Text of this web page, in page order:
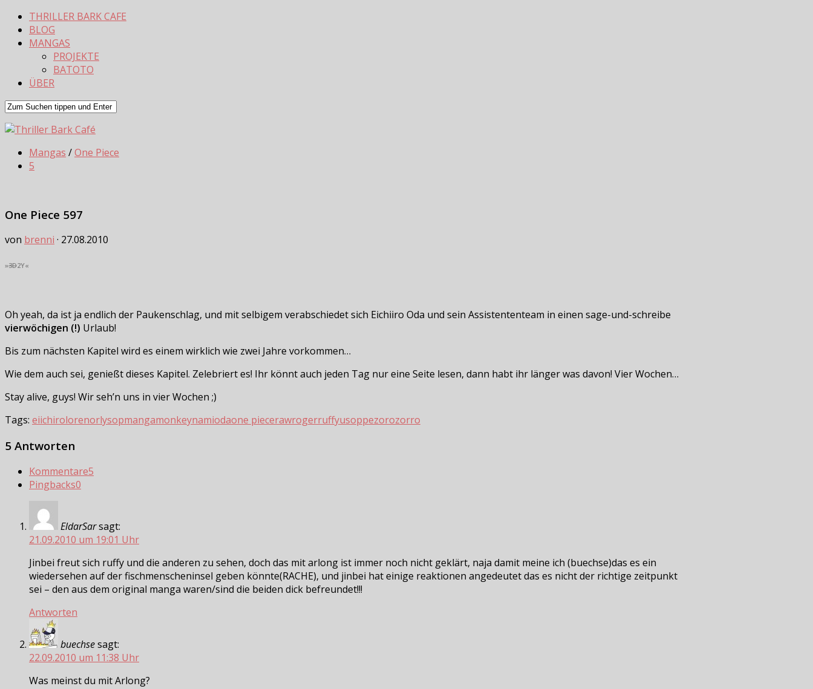
THRILLER BARK CAFE
BLOG
MANGAS
PROJEKTE
BATOTO
ÜBER
Mangas /One Piece
5
One Piece 597
von brenni · 27.08.2010
»3D2Y«
Oh yeah, da ist ja endlich der Paukenschlag, und mit selbigem verabschiedet sich Eichiiro Oda und sein Assistententeam in einen sage-und-schreibe
vierwöchigen (!) Urlaub!
Bis zum nächsten Kapitel wird es einem wirklich wie zwei Jahre vorkommen…
Wie dem auch sei, genießt dieses Kapitel. Zelebriert es! Ihr könnt auch jeden Tag nur eine Seite lesen, dann habt ihr länger was davon! Vier Wochen…
Stay alive, guys! Wir seh’n uns in vier Wochen ;)
Tags: eiichirolorenorlysopmangamonkeynamiodaone piecerawrogerruffyusoppezorozorro
5 Antworten
Kommentare5
Pingbacks0
EldarSarsagt:
21.09.2010 um 19:01 Uhr
Jinbei freut sich ruffy und die anderen zu sehen, doch das mit arlong ist immer noch nicht geklärt, naja damit meine ich (buechse)das es ein
wiedersehen auf der fischmenscheninsel geben könnte(RACHE), und jinbei hat einige reaktionen angedeutet das es nicht der richtige zeitpunkt
sei – den aus dem original manga waren/sind die beiden dick befreundet!!!
Antworten
buechsesagt:
22.09.2010 um 11:38 Uhr
Was meinst du mit Arlong?